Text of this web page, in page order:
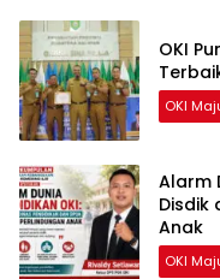
OKI
OKI
Alarm
Disdik
Anak
OKI